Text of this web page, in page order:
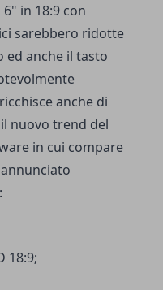
in 18:9 con
sarebbero ridotte
ed anche il tasto
anche di
nuovo trend del
in cui compare
:
18:9;